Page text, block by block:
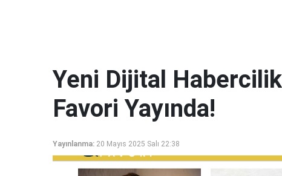
Yeni Dijital
Favori Yayında!
Yayınlanma: 20 Mayıs 2025 Salı 22:38